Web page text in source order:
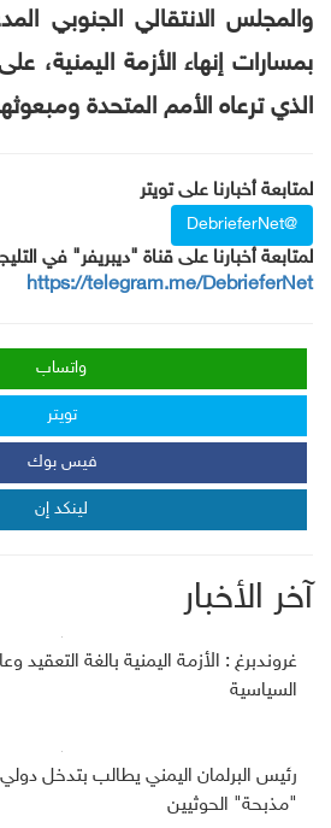
والمجلس الانتقالي الجنوبي
بمسارات إنهاء الأزمة اليمنية،
الذي ترعاه الأمم المتحدة
لمتابعة أخبارنا على تويتر
@DebrieferNet
لمتابعة أخبارنا على قناة "ديبريفر" في
https://telegram.me/DebrieferNet
واتساب
تويتر
فيس بوك
لينكد إن
آخر الأخبار
غروندبرغ : الأزمة اليمنية بالغة التعقيد
السياسية
رئيس البرلمان اليمني يطالب بتدخل
"مذبحة" الحوثيين